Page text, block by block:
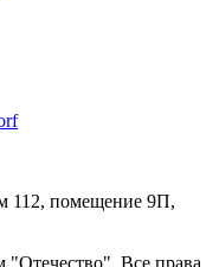
112, помещение 9П,
"Отечество". Все права